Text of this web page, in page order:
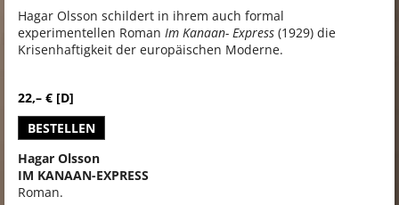
Hagar Olsson schildert in ihrem auch formal
experimentellen Roman Im Kanaan- Express (1929) die
Krisenhaftigkeit der europäischen Moderne.
22,– € [D]
BESTELLEN
Hagar Olsson
IM KANAAN-EXPRESS
Roman.